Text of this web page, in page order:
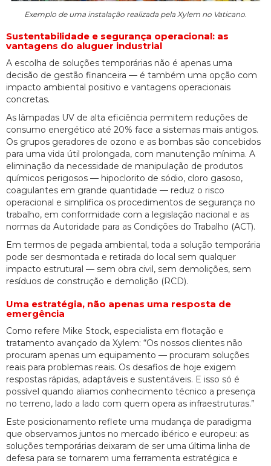
Exemplo de uma instalação realizada pela Xylem no Vaticano.
Sustentabilidade e segurança operacional: as
vantagens do aluguer industrial
A escolha de soluções temporárias não é apenas uma
decisão de gestão financeira — é também uma opção com
impacto ambiental positivo e vantagens operacionais
concretas.
As lâmpadas UV de alta eficiência permitem reduções de
consumo energético até 20% face a sistemas mais antigos.
Os grupos geradores de ozono e as bombas são concebidos
para uma vida útil prolongada, com manutenção mínima. A
eliminação da necessidade de manipulação de produtos
químicos perigosos — hipoclorito de sódio, cloro gasoso,
coagulantes em grande quantidade — reduz o risco
operacional e simplifica os procedimentos de segurança no
trabalho, em conformidade com a legislação nacional e as
normas da Autoridade para as Condições do Trabalho (ACT).
Em termos de pegada ambiental, toda a solução temporária
pode ser desmontada e retirada do local sem qualquer
impacto estrutural — sem obra civil, sem demolições, sem
resíduos de construção e demolição (RCD).
Uma estratégia, não apenas uma resposta de
emergência
Como refere Mike Stock, especialista em flotação e
tratamento avançado da Xylem: “Os nossos clientes não
procuram apenas um equipamento — procuram soluções
reais para problemas reais. Os desafios de hoje exigem
respostas rápidas, adaptáveis e sustentáveis. E isso só é
possível quando aliamos conhecimento técnico a presença
no terreno, lado a lado com quem opera as infraestruturas.”
Este posicionamento reflete uma mudança de paradigma
que observamos juntos no mercado ibérico e europeu: as
soluções temporárias deixaram de ser uma última linha de
defesa para se tornarem uma ferramenta estratégica e